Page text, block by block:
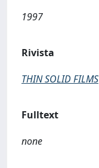
1997
Rivista
THIN SOLID FILMS
Fulltext
none